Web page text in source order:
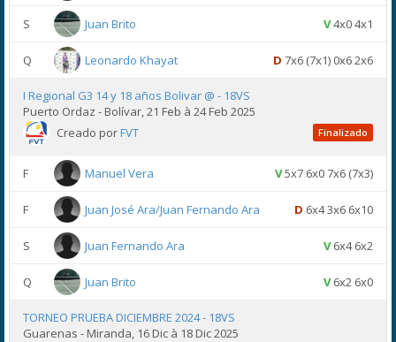
S Juan Brito V4x0 4x1
Q Leonardo Khayat D 7x6 (7x1) 0x6 2x6
I Regional G3 14 y 18 años Bolivar @ - 18VS
Puerto Ordaz - Bolívar, 21 Feb à 24 Feb 2025
Creado porFVT Finalizado
F Manuel Vera V5x7 6x0 7x6 (7x3)
F Juan José Ara/Juan Fernando Ara D 6x4 3x6 6x10
S Juan Fernando Ara V6x4 6x2
Q Juan Brito V6x2 6x0
TORNEO PRUEBA DICIEMBRE 2024 - 18VS
Guarenas - Miranda, 16 Dic à 18 Dic 2025